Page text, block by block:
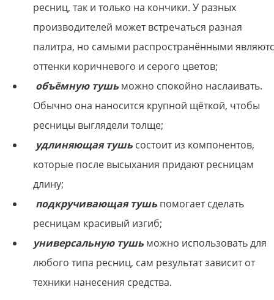
ресниц, так и только на кончики. У разных
производителей может встречаться разная
палитра, но самыми распространёнными
оттенки коричневого и серого цветов;
объёмную тушь можно спокойно наслаивать.
Обычно она наносится крупной щёткой, чтобы
ресницы выглядели толще;
удлиняющая тушь состоит из компонентов,
которые после высыхания придают ресницам
длину;
подкручивающая тушь помогает сделать
ресницам красивый изгиб;
универсальную тушь можно использовать для
любого типа ресниц, сам результат зависит от
техники нанесения средства.